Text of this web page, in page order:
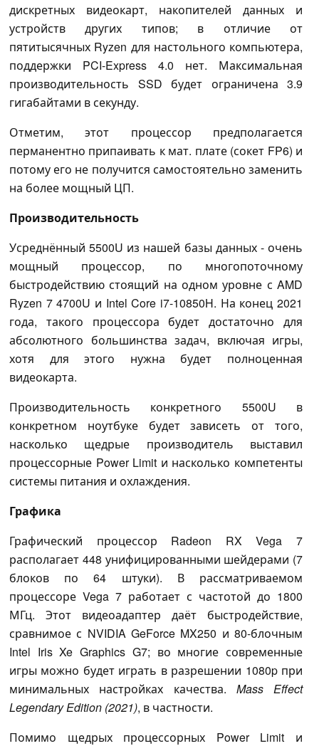
дискретных видеокарт, накопителей данных и
устройств других типов; в отличие от
пятитысячных Ryzen для настольного компьютера,
поддержки PCI-Express 4.0 нет. Максимальная
производительность SSD будет ограничена 3.9
гигабайтами в секунду.
Отметим, этот процессор предполагается
перманентно припаивать к мат. плате (сокет FP6) и
потому его не получится самостоятельно заменить
на более мощный ЦП.
Производительность
Усреднённый 5500U из нашей базы данных - очень
мощный процессор, по многопоточному
быстродействию стоящий на одном уровне с AMD
Ryzen 7 4700U и Intel Core i7-10850H. На конец 2021
года, такого процессора будет достаточно для
абсолютного большинства задач, включая игры,
хотя для этого нужна будет полноценная
видеокарта.
Производительность конкретного 5500U в
конкретном ноутбуке будет зависеть от того,
насколько щедрые производитель выставил
процессорные Power Limit и насколько компетенты
системы питания и охлаждения.
Графика
Графический процессор Radeon RX Vega 7
располагает 448 унифицированными шейдерами (7
блоков по 64 штуки). В рассматриваемом
процессоре Vega 7 работает с частотой до 1800
МГц. Этот видеоадаптер даёт быстродействие,
сравнимое с NVIDIA GeForce MX250 и 80-блочным
Intel Iris Xe Graphics G7; во многие современные
игры можно будет играть в разрешении 1080p при
минимальных настройках качества. Mass Effect
Legendary Edition (2021), в частности.
Помимо щедрых процессорных Power Limit и